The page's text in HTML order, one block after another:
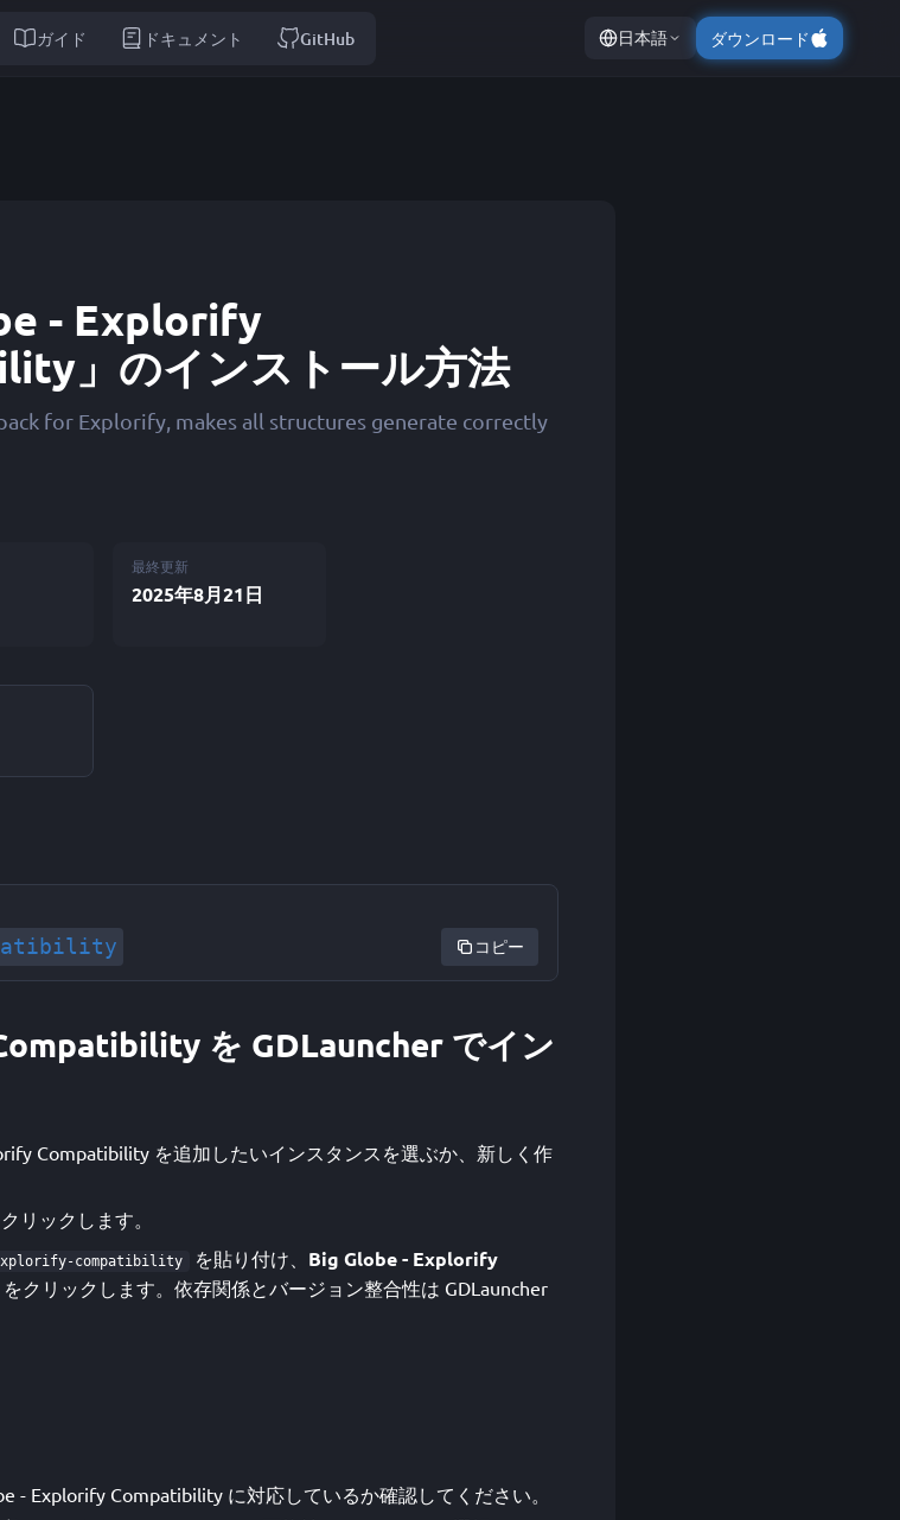
ガイド ドキュメント GitHub 日本語 ダウンロード
- Explorify
」のインストール方法
for Explorify, makes all structures generate correctly
最終更新
2025年8月21日
コピー
を GDLauncher でイン
Compatibility を追加したいインスタンスを選ぶか、新しく作
リックします。
compatibility を貼り付け、 Big Globe - Explorify
をクリックします。依存関係とバージョン整合性は GDLauncher
- Explorify Compatibility に対応しているか確認してください。